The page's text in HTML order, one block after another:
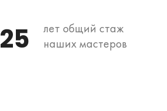
25
лет общий стаж
наших мастеров